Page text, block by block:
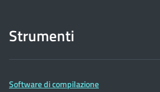
Strumenti
Software di compilazione